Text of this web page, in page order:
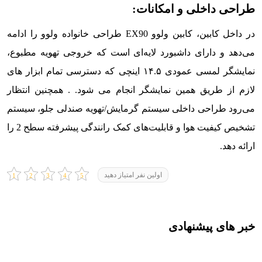
طراحی داخلی و امکانات:
در داخل کابین، کابین ولوو EX90 طراحی خانواده ولوو را ادامه
می‌دهد و دارای داشبورد لایه‌ای است که خروجی تهویه مطبوع،
نمایشگر لمسی عمودی ۱۴.۵ اینچی که دسترسی تمام ابزار های
لازم از طریق همین نمایشگر انجام می شود. . همچنین انتظار
می‌رود طراحی داخلی سیستم گرمایش/تهویه صندلی جلو، سیستم
تشخیص کیفیت هوا و قابلیت‌های کمک رانندگی پیشرفته سطح 2 را
ارائه دهد.
اولین نفر امتیاز دهید
خبر های پیشنهادی